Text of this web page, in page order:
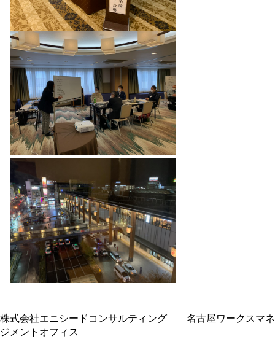
株式会社エニシードコンサルティング 名古屋ワークスマネ
ジメントオフィス